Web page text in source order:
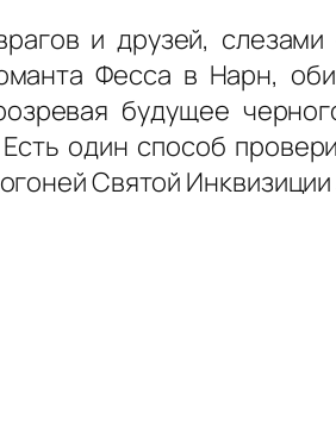
и друзей,
Фесса в Нарн,
будущее
один способ
Святой